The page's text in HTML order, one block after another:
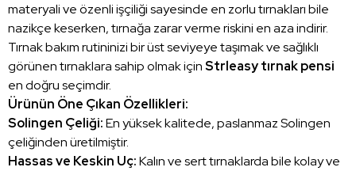
materyali ve özenli işçiliği sayesinde en zorlu tırnakları bile
nazikçe keserken, tırnağa zarar verme riskini en aza indirir.
Tırnak bakım rutininizi bir üst seviyeye taşımak ve sağlıklı
görünen tırnaklara sahip olmak içinStrleasy tırnak pensi
en doğru seçimdir.
Ürünün Öne Çıkan Özellikleri:
Solingen Çeliği:En yüksek kalitede, paslanmaz Solingen
çeliğinden üretilmiştir.
Hassas ve Keskin Uç:Kalın ve sert tırnaklarda bile kolay ve